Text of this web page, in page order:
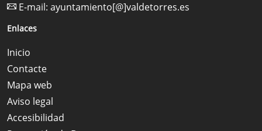
E-mail: ayuntamiento[@]valdetorres.es
Enlaces
Inicio
Contacte
Mapa web
Aviso legal
Accesibilidad